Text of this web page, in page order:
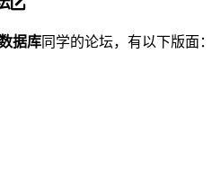
据库同学的论坛，有以下版面：